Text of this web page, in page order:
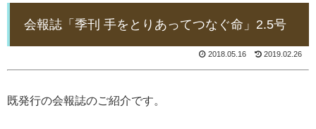
会報誌「季刊 手をとりあってつなぐ命」2.5号
2018.05.16 2019.02.26
既発行の会報誌のご紹介です。